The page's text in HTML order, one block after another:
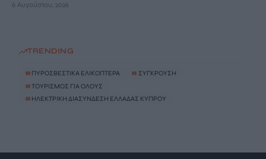
6 Αυγούστου, 2026
TRENDING
# ΠΥΡΟΣΒΕΣΤΙΚΑ ΕΛΙΚΟΠΤΕΡΑ # ΣΥΓΚΡΟΥΣΗ
#ΤΟΥΡΙΣΜΟΣ ΓΙΑ ΟΛΟΥΣ
# ΗΛΕΚΤΡΙΚΗ ΔΙΑΣΥΝΔΕΣΗ ΕΛΛΑΔΑΣ ΚΥΠΡΟΥ